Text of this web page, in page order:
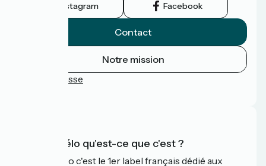
Instagram Facebook
Contact
Notre mission
Espace Presse
Accueil Vélo qu'est-ce que c'est ?
Accueil Vélo c'est le 1er label français dédié aux